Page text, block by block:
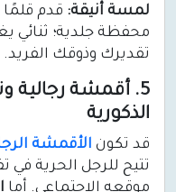
لمسة أنيقة: قدم
محفظة جلدية؛ ثنائي
تقديرك وذوقك الفريد.
5. أقمشة رجالية
الذكورية
قد تكون الأقمشة
تتيح للرجل الحرية في
موقعه الاجتماعي. أما